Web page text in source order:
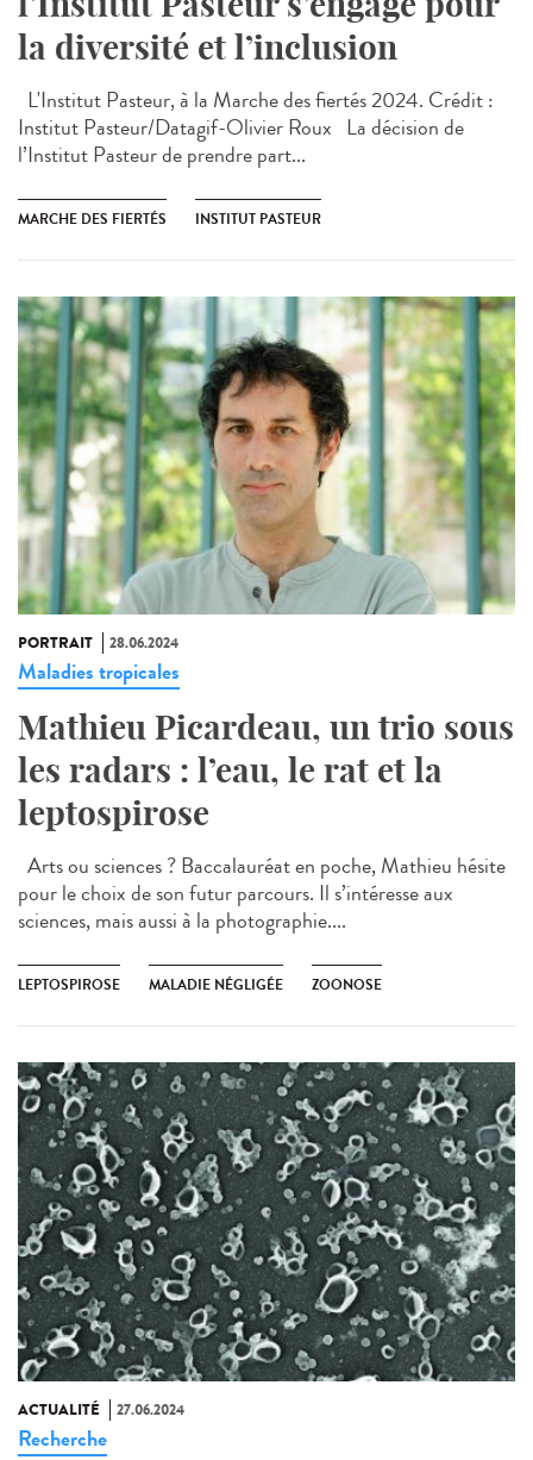
la diversité et l’inclusion
L'Institut Pasteur, à la Marche des fiertés 2024. Crédit :
Institut Pasteur/Datagif-Olivier Roux La décision de
l’Institut Pasteur de prendre part...
MARCHE DES FIERTÉS INSTITUT PASTEUR
PORTRAIT 28.06.2024
Maladies tropicales
Mathieu Picardeau, un trio sous
les radars : l’eau, le rat et la
leptospirose
Arts ou sciences ? Baccalauréat en poche, Mathieu hésite
pour le choix de son futur parcours. Il s’intéresse aux
sciences, mais aussi à la photographie....
LEPTOSPIROSE MALADIE NÉGLIGÉE ZOONOSE
ACTUALITÉ 27.06.2024
Recherche